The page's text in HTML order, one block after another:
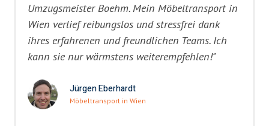
Umzugsmeister Boehm. Mein Möbeltransport in
Wien verlief reibungslos und stressfrei dank
ihres erfahrenen und freundlichen Teams. Ich
kann sie nur wärmstens weiterempfehlen!"
Jürgen Eberhardt
Möbeltransport in Wien